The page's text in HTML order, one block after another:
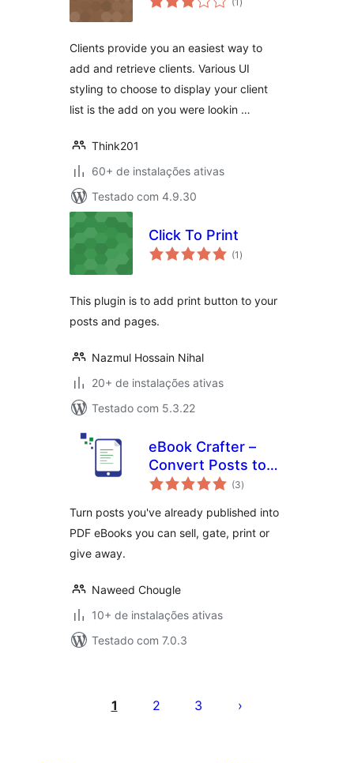
de
Clients provide you an easiest way to
add and retrieve clients. Various UI
styling to choose to display your client
list is the add on you were lookin …
Think201
60+ de instalações ativas
Testado com 4.9.30
Click To Print
(1 total
de
)
This plugin is to add print button to your
posts and pages.
Nazmul Hossain Nihal
20+ de instalações ativas
Testado com 5.3.22
eBook Crafter –
Convert Posts to
PDF eBooks, Ready
(3total
de
)
Turn posts you've already published into
PDF eBooks you can sell, gate, print or
give away.
Naweed Chougle
10+ de instalações ativas
Testado com 7.0.3
1 2 3